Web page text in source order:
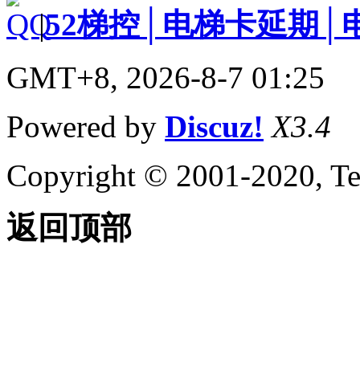
|52梯控│电梯卡延期│
GMT+8, 2026-8-7 01:25
Powered by Discuz! X3.4
Copyright © 2001-2020,
返回顶部